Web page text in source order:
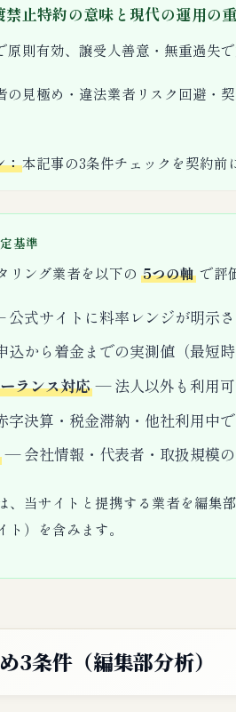
止特約の意味と現代の運用の
原則有効、譲受人善意・無重過失
の見極め・違法業者リスク回避・
：本記事の3条件チェックを契約前
基準
リング業者を以下の 5つの軸で評
式サイトに料率レンジが明示
から着金までの実測値（最短時
ランス対応— 法人以外も利用
決算・税金滞納・他社利用中
— 会社情報・代表者・取扱規模
、当サイトと提携する業者を編集
）を含みます。
3条件（編集部分析）